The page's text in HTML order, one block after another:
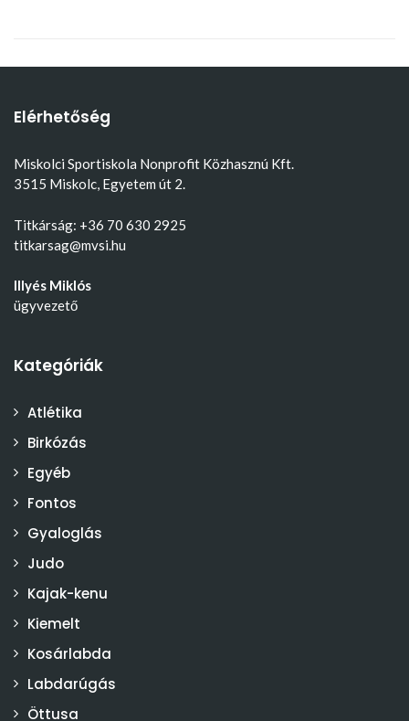
Elérhetőség
Miskolci Sportiskola Nonprofit Közhasznú Kft.
3515 Miskolc, Egyetem út 2.
Titkárság: +36 70 630 2925
titkarsag@mvsi.hu
Illyés Miklós
ügyvezető
Kategóriák
Atlétika
Birkózás
Egyéb
Fontos
Gyaloglás
Judo
Kajak-kenu
Kiemelt
Kosárlabda
Labdarúgás
Öttusa